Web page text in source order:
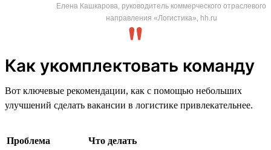
Елена Кашкарова, руководитель коммерческого отраслевого
направления «Логистика», hh.ru
Как укомплектовать команду
Вот ключевые рекомендации, как с помощью небольших
улучшений сделать вакансии в логистике привлекательнее.
Проблема Что делать